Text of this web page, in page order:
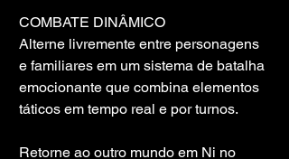
COMBATE DINÂMICO
Alterne livremente entre personagens
e familiares em um sistema de batalha
emocionante que combina elementos
táticos em tempo real e por turnos.
Retorne ao outro mundo em Ni no